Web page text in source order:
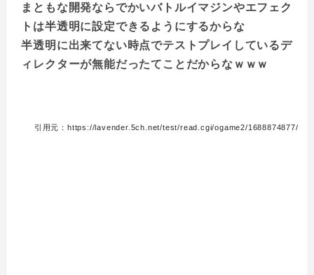
まともな開発ならでかいバトルイマジンやエフェク
トは半透明に設定できるようにするからな
半透明に出来てない時点でテストプレイしているデ
ィレクターが無能だったてことだからなｗｗｗ
引用元：https://lavender.5ch.net/test/read.cgi/ogame2/1688874877/